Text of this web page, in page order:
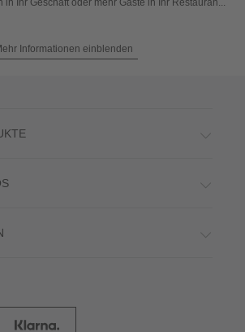
Informationen einblenden